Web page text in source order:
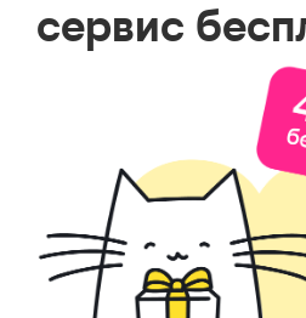
сервис